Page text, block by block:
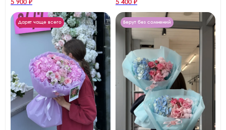
5 900 ₽ 5 400 ₽
Дарят чаще всего Берут без сомнений